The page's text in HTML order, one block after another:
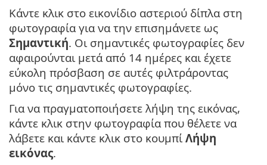
Κάντε κλικ στο εικονίδιο αστεριού δίπλα στη
φωτογραφία για να την επισημάνετε ως
Σημαντική. Οι σημαντικές φωτογραφίες δεν
αφαιρούνται μετά από 14 ημέρες και έχετε
εύκολη πρόσβαση σε αυτές φιλτράροντας
μόνο τις σημαντικές φωτογραφίες.
Για να πραγματοποιήσετε λήψη της εικόνας,
κάντε κλικ στην φωτογραφία που θέλετε να
λάβετε και κάντε κλικ στο κουμπί Λήψη
εικόνας.